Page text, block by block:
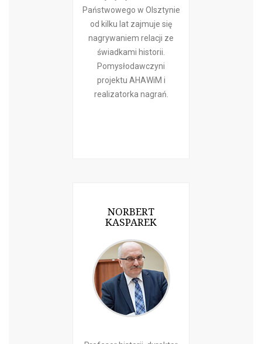
Państwowego w Olsztynie
od kilku lat zajmuje się
nagrywaniem relacji ze
świadkami historii.
Pomysłodawczyni
projektu AHAWiM i
realizatorka nagrań.
NORBERT
KASPAREK